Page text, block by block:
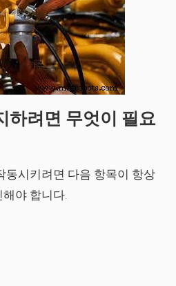
하려면 무엇이 필요
동시키려면 다음 항목이 항상
야 합니다.